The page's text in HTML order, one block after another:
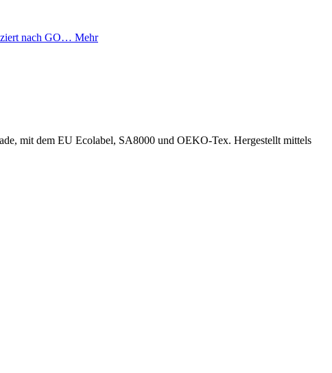
nach GO… Mehr
mit dem EU Ecolabel, SA8000 und OEKO-Tex. Hergestellt mittels